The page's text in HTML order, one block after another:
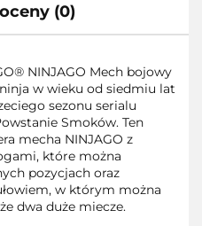
(0)
NINJAGO Mech bojowy
w wieku od siedmiu lat
sezonu serialu
Smoków. Ten
mecha NINJAGO z
które można
pozycjach oraz
w którym można
dwa duże miecze.